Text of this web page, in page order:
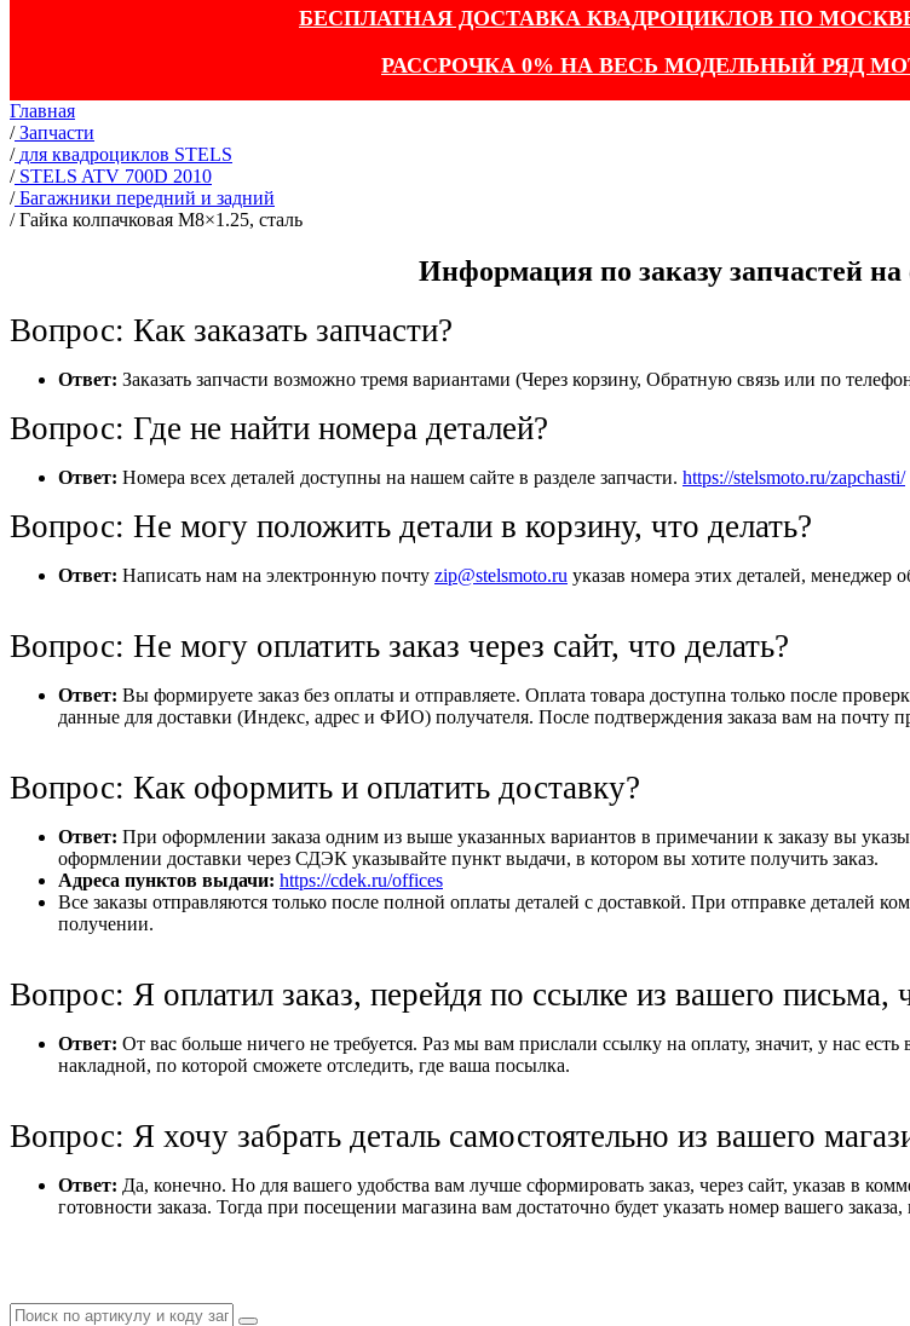
БЕСПЛАТНАЯ ДОСТАВКА КВАДРОЦИКЛОВ ПО
РАССРОЧКА 0% НА ВЕСЬ МОДЕЛЬНЫЙ РЯД
Главная
/ Запчасти
/ для квадроциклов STELS
/ STELS ATV 700D 2010
/ Багажники передний и задний
/Гайка колпачковая M8×1.25, сталь
Информация по заказу запчастей на
Вопрос: Как заказать запчасти?
Ответ: Заказать запчасти возможно тремя вариантами (Через корзину, Обратную связь или по
Вопрос: Где не найти номера деталей?
Ответ: Номера всех деталей доступны на нашем сайте в разделе запчасти. https://stelsmoto.ru/zapchasti/
Вопрос: Не могу положить детали в корзину, что делать?
Ответ: Написать нам на электронную почту zip@stelsmoto.ru указав номера этих деталей, менеджер
Вопрос: Не могу оплатить заказ через сайт, что делать?
Ответ: Вы формируете заказ без оплаты и отправляете. Оплата товара доступна только после
данные для доставки (Индекс, адрес и ФИО) получателя. После подтверждения заказа вам на почту
Вопрос: Как оформить и оплатить доставку?
Ответ: При оформлении заказа одним из выше указанных вариантов в примечании к заказу вы
оформлении доставки через СДЭК указывайте пункт выдачи, в котором вы хотите получить заказ.
Адреса пунктов выдачи: https://cdek.ru/offices
Все заказы отправляются только после полной оплаты деталей с доставкой. При отправке деталей
получении.
Вопрос: Я оплатил заказ, перейдя по ссылке из вашего письма,
Ответ: От вас больше ничего не требуется. Раз мы вам прислали ссылку на оплату, значит, у нас
накладной, по которой сможете отследить, где ваша посылка.
Вопрос: Я хочу забрать деталь самостоятельно из вашего
Ответ: Да, конечно. Но для вашего удобства вам лучше сформировать заказ, через сайт, указав в
готовности заказа. Тогда при посещении магазина вам достаточно будет указать номер вашего